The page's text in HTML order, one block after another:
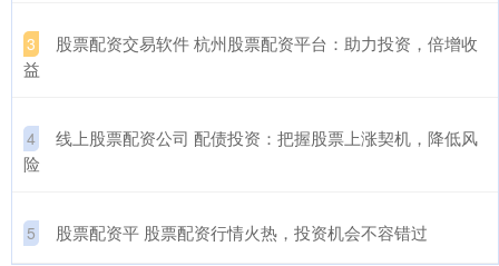
3
​股票配资交易软件 杭州股票配资平台：助力投资，倍增收
益
4
​线上股票配资公司 配债投资：把握股票上涨契机，降低风
险
5 ​股票配资平 股票配资行情火热，投资机会不容错过